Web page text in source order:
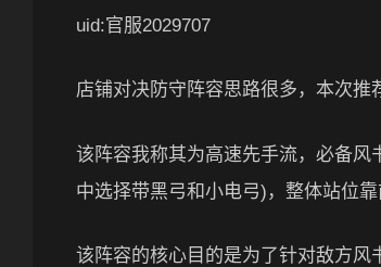
uid:官服2029707
店铺对决防守阵容思路很多，本次
该阵容我称其为高速先手流，必备风
中选择带黑弓和小电弓)，整体站位靠
该阵容的核心目的是为了针对敌方风